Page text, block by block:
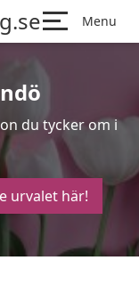
Menu
du tycker om i
urvalet här!